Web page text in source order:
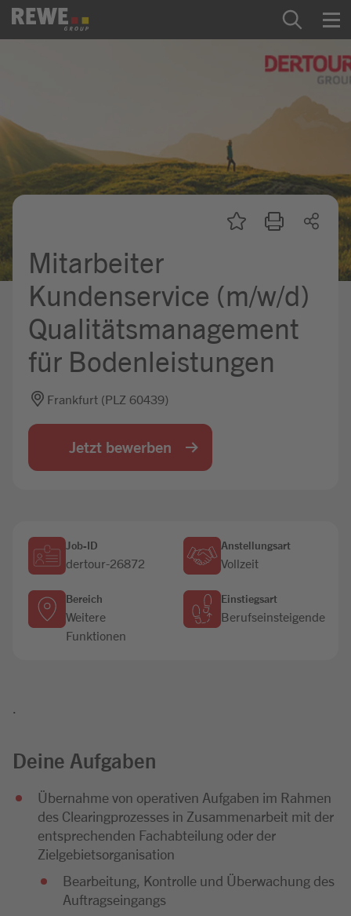
Zum Inhalt springen
REWE Group als Arbeitgeber
Ausbildung & Studium
Praktikum & Werkstudium
Mein Kandidat:innenprofil
Jobbörse
Mitarbeiter
Kundenservice (m/w/d)
Qualitätsmanagement
für Bodenleistungen
Frankfurt (PLZ 60439)
Jetzt bewerben
Job-ID
dertour-26872
Anstellungsart
Vollzeit
Bereich
Weitere
Funktionen
Einstiegsart
Berufseinsteigende
Deine Aufgaben
Übernahme von operativen Aufgaben im Rahmen
des Clearingprozesses in Zusammenarbeit mit der
entsprechenden Fachabteilung oder der
Zielgebietsorganisation
Bearbeitung, Kontrolle und Überwachung des
Auftragseingangs